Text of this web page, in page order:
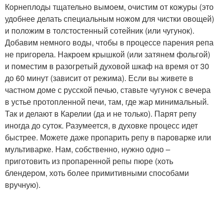
Корнеплоды тщательно вымоем, очистим от кожуры (это
удобнее делать специальным ножом для чистки овощей)
и положим в толстостенный сотейник (или чугунок).
Добавим немного воды, чтобы в процессе парения репа
не пригорела. Накроем крышкой (или затянем фольгой)
и поместим в разогретый духовой шкаф на время от 30
до 60 минут (зависит от режима). Если вы живете в
частном доме с русской печью, ставьте чугунок с вечера
в устье протопленной печи, там, где жар минимальный.
Так и делают в Карелии (да и не только). Парят репу
иногда до суток. Разумеется, в духовке процесс идет
быстрее. Можете даже пропарить репу в пароварке или
мультиварке. Нам, собственно, нужно одно –
приготовить из пропаренной репы пюре (хоть
блендером, хоть более примитивными способами
вручную).